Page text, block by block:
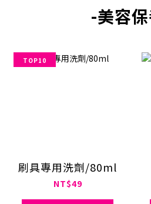
-美容
TOP10
刷具專用洗劑/80ml
NT$49